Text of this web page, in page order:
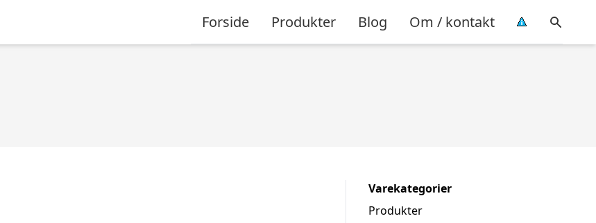
Forside Produkter Blog Om / kontakt
Varekategorier
Produkter